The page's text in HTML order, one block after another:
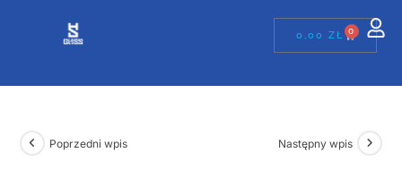
0,00ZŁ 0
Poprzedni wpis Następny wpis